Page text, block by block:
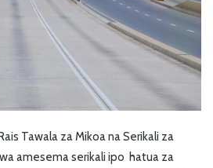
Tawala za Mikoa na Serikali za
amesema serikali ipo hatua za